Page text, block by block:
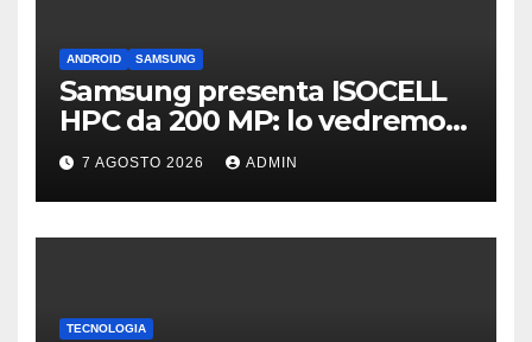
ANDROID SAMSUNG
Samsung presenta ISOCELL
HPC da 200 MP: lo vedremo
sui Galaxy S27?
7 AGOSTO 2026 ADMIN
TECNOLOGIA